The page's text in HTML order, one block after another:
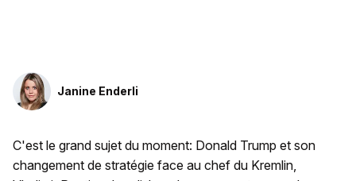
Janine Enderli
C'est le grand sujet du moment: Donald Trump et son
changement de stratégie face au chef du Kremlin,